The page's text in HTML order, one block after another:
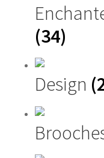
(34)
Design